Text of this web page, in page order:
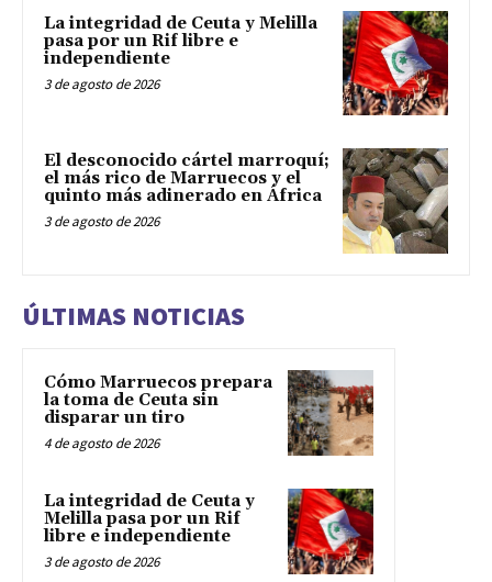
La integridad de Ceuta y Melilla
pasa por un Rif libre e
independiente
3 de agosto de 2026
El desconocido cártel marroquí;
el más rico de Marruecos y el
quinto más adinerado en África
3 de agosto de 2026
ÚLTIMAS NOTICIAS
Cómo Marruecos prepara
la toma de Ceuta sin
disparar un tiro
4 de agosto de 2026
La integridad de Ceuta y
Melilla pasa por un Rif
libre e independiente
3 de agosto de 2026